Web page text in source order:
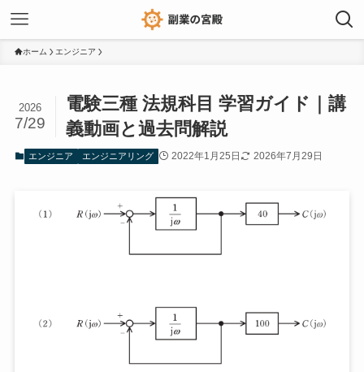
ホーム エンジニア
電験三種 法規科目 学習ガイド｜講
義動画と過去問解説
2026
7/29
エンジニア エンジニアリング 2022年1月25日 2026年7月29日